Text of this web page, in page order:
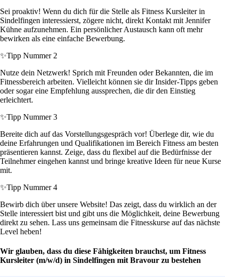
Sei proaktiv! Wenn du dich für die Stelle als Fitness Kursleiter in
Sindelfingen interessierst, zögere nicht, direkt Kontakt mit Jennifer
Kühne aufzunehmen. Ein persönlicher Austausch kann oft mehr
bewirken als eine einfache Bewerbung.
✨Tipp Nummer 2
Nutze dein Netzwerk! Sprich mit Freunden oder Bekannten, die im
Fitnessbereich arbeiten. Vielleicht können sie dir Insider-Tipps geben
oder sogar eine Empfehlung aussprechen, die dir den Einstieg
erleichtert.
✨Tipp Nummer 3
Bereite dich auf das Vorstellungsgespräch vor! Überlege dir, wie du
deine Erfahrungen und Qualifikationen im Bereich Fitness am besten
präsentieren kannst. Zeige, dass du flexibel auf die Bedürfnisse der
Teilnehmer eingehen kannst und bringe kreative Ideen für neue Kurse
mit.
✨Tipp Nummer 4
Bewirb dich über unsere Website! Das zeigt, dass du wirklich an der
Stelle interessiert bist und gibt uns die Möglichkeit, deine Bewerbung
direkt zu sehen. Lass uns gemeinsam die Fitnesskurse auf das nächste
Level heben!
Wir glauben, dass du diese Fähigkeiten brauchst, um Fitness
Kursleiter (m/w/d) in Sindelfingen mit Bravour zu bestehen